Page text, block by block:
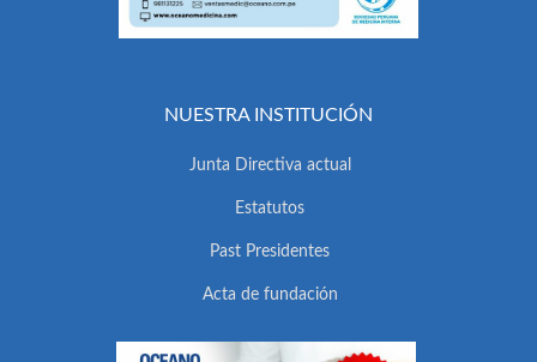
NUESTRA INSTITUCIÓN
Junta Directiva actual
Estatutos
Past Presidentes
Acta de fundación